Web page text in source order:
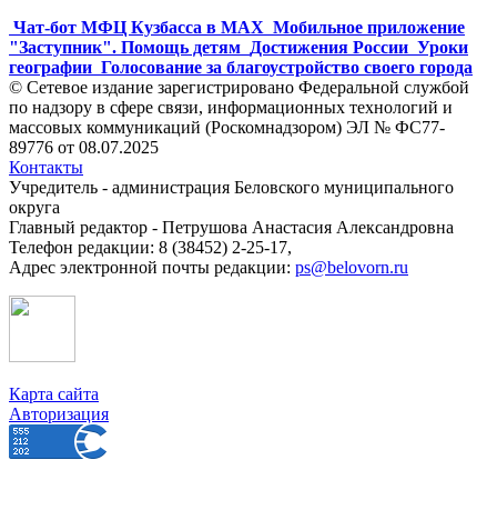
Чат-бот МФЦ Кузбасса в MAX Мобильное приложение
"Заступник". Помощь детям Достижения России Уроки
географии Голосование за благоустройство своего города
© Сетевое издание зарегистрировано Федеральной службой
по надзору в сфере связи, информационных технологий и
массовых коммуникаций (Роскомнадзором) ЭЛ № ФС77-
89776 от 08.07.2025
Контакты
Учредитель - администрация Беловского муниципального
округа
Главный редактор - Петрушова Анастасия Александровна
Телефон редакции: 8 (38452) 2-25-17,
Адрес электронной почты редакции: ps@belovorn.ru
Карта сайта
Авторизация